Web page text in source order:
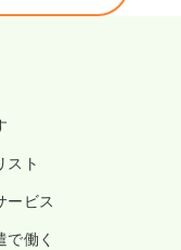
スト
ービス
で働く